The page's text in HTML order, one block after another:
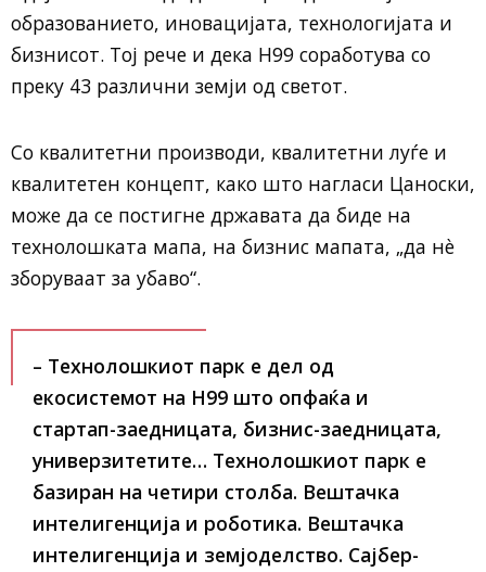
образованието, иновацијата, технологијата и
бизнисот. Тој рече и дека Н99 соработува со
преку 43 различни земји од светот.
Со квалитетни производи, квалитетни луѓе и
квалитетен концепт, како што нагласи Цаноски,
може да се постигне државата да биде на
технолошката мапа, на бизнис мапата, „да нè
зборуваат за убаво“.
– Технолошкиот парк е дел од
екосистемот на Н99 што опфаќа и
стартап-заедницата, бизнис-заедницата,
универзитетите… Технолошкиот парк е
базиран на четири столба. Вештачка
интелигенција и роботика. Вештачка
интелигенција и земјоделство. Сајбер-